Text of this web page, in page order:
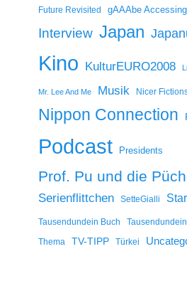
Future Revisited
gAAAbe
Interview Japan
Kino KulturEURO2008
Mr. Lee And Me Musik Nicer
Nippon Connection
Podcast Presidents
Prof. Pu und die
Serienflittchen SetteGialli
Tausendundein Buch
Thema TV-TIPP Türkei